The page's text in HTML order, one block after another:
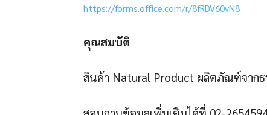
https://forms.office.com/r/8fRDV60vN8
คุณสมบัติ
สินค้า Natural Product ผลิตภัณฑ์จาก